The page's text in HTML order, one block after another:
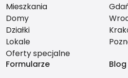
Mieszkania
Domy
Działki
Lokale
Oferty specjalne
Formularze
Blog